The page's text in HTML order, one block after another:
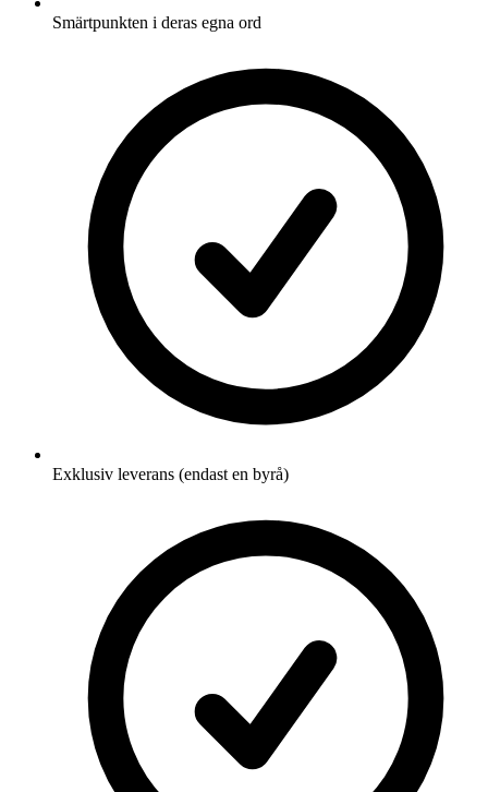
Smärtpunkten i deras egna ord
Exklusiv leverans (endast en byrå)